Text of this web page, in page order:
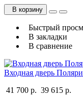
В корзину
Быстрый
В закладки
В сравнение
Входная дверь
41 700 р. 39 615 р.